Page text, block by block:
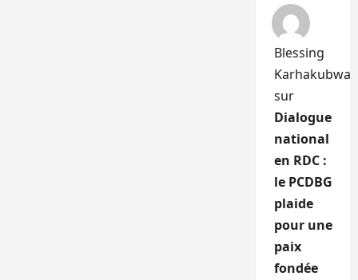
Blessing
Karhakubwa
sur
Dialogue
national
en RDC :
le PCDBG
plaide
pour une
paix
fondée